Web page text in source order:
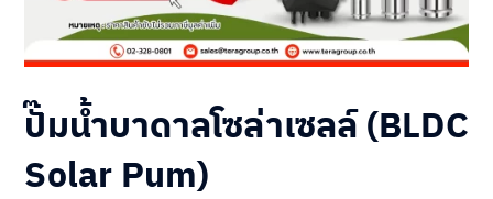
ปั๊มน้ำบาดาลโซล่าเซลล์ (BLDC
Solar Pum)